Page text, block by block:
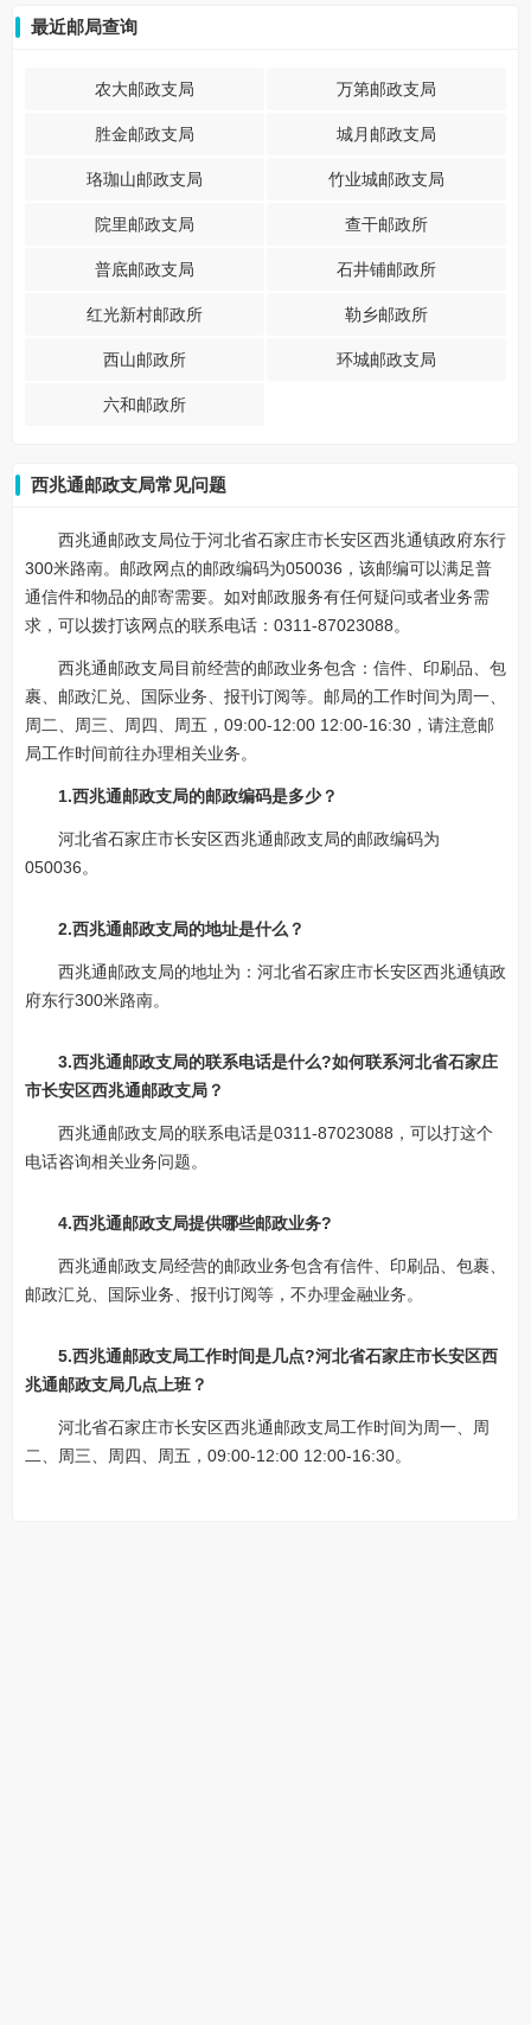
最近邮局查询
农大邮政支局 万第邮政支局
胜金邮政支局 城月邮政支局
珞珈山邮政支局 竹业城邮政支局
院里邮政支局 查干邮政所
普底邮政支局 石井铺邮政所
红光新村邮政所 勒乡邮政所
西山邮政所 环城邮政支局
六和邮政所
西兆通邮政支局常见问题
西兆通邮政支局位于河北省石家庄市长安区西兆通镇政府东行
300米路南。邮政网点的邮政编码为050036，该邮编可以满足普
通信件和物品的邮寄需要。如对邮政服务有任何疑问或者业务需
求，可以拨打该网点的联系电话：0311-87023088。
西兆通邮政支局目前经营的邮政业务包含：信件、印刷品、包
裹、邮政汇兑、国际业务、报刊订阅等。邮局的工作时间为周一、
周二、周三、周四、周五，09:00-12:00 12:00-16:30，请注意邮
局工作时间前往办理相关业务。
1.西兆通邮政支局的邮政编码是多少？
河北省石家庄市长安区西兆通邮政支局的邮政编码为
050036。
2.西兆通邮政支局的地址是什么？
西兆通邮政支局的地址为：河北省石家庄市长安区西兆通镇政
府东行300米路南。
3.西兆通邮政支局的联系电话是什么?如何联系河北省石家庄
市长安区西兆通邮政支局？
西兆通邮政支局的联系电话是0311-87023088，可以打这个
电话咨询相关业务问题。
4.西兆通邮政支局提供哪些邮政业务?
西兆通邮政支局经营的邮政业务包含有信件、印刷品、包裹、
邮政汇兑、国际业务、报刊订阅等，不办理金融业务。
5.西兆通邮政支局工作时间是几点?河北省石家庄市长安区西
兆通邮政支局几点上班？
河北省石家庄市长安区西兆通邮政支局工作时间为周一、周
二、周三、周四、周五，09:00-12:00 12:00-16:30。